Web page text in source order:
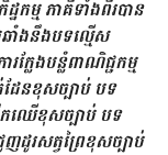
កម្ម ភាគីទាំងពីរបាន
ឆាំងនឹងបទល្មើស
ក្លែងបន្លំពាណិជ្ជកម្ម
ដែនខុសច្បាប់ បទ
ដឹកឈើខុសច្បាប់ បទ
ញដូរសត្វព្រៃខុសច្បាប់